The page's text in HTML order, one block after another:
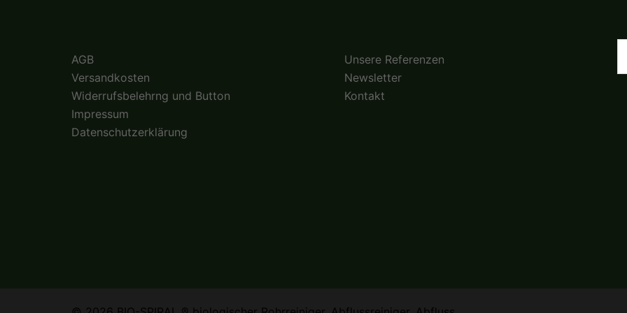
AGB
Versandkosten
Widerrufsbelehrng und Button
Impressum
Datenschutzerklärung
Unsere Referenzen
Newsletter
Kontakt